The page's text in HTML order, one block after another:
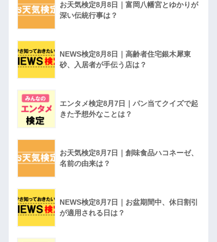
お天気検定8月8日｜富岡八幡宮とゆかりが
深い伝統行事は？
NEWS検定8月8日｜高齢者住宅銀木犀東
砂、入居者が手伝う店は？
エンタメ検定8月7日｜パン当てクイズで起
きた予想外なことは？
お天気検定8月7日｜創味食品ハコネーゼ、
名前の由来は？
NEWS検定8月7日｜お盆期間中、休日割引
が適用される日は？